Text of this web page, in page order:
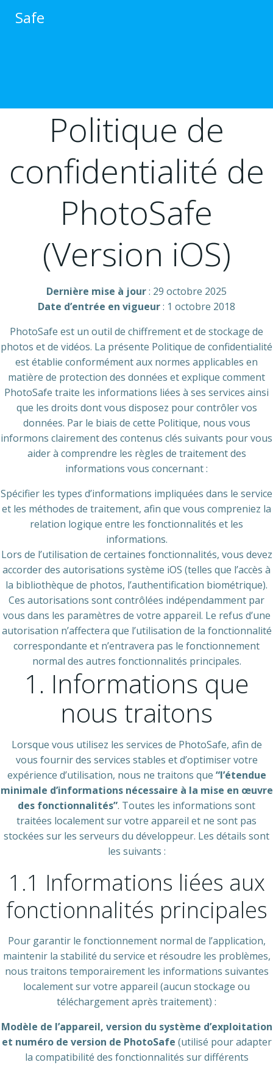
Safe
Politique de
confidentialité de
PhotoSafe
(Version iOS)
Dernière mise à jour: 29 octobre 2025
Date d’entrée en vigueur: 1 octobre 2018
PhotoSafe est un outil de chiffrement et de stockage de
photos et de vidéos. La présente Politique de confidentialité
est établie conformément aux normes applicables en
matière de protection des données et explique comment
PhotoSafe traite les informations liées à ses services ainsi
que les droits dont vous disposez pour contrôler vos
données. Par le biais de cette Politique, nous vous
informons clairement des contenus clés suivants pour vous
aider à comprendre les règles de traitement des
informations vous concernant :
Spécifier les types d’informations impliquées dans le service
et les méthodes de traitement, afin que vous compreniez la
relation logique entre les fonctionnalités et les
informations.
Lors de l’utilisation de certaines fonctionnalités, vous devez
accorder des autorisations système iOS (telles que l’accès à
la bibliothèque de photos, l’authentification biométrique).
Ces autorisations sont contrôlées indépendamment par
vous dans les paramètres de votre appareil. Le refus d’une
autorisation n’affectera que l’utilisation de la fonctionnalité
correspondante et n’entravera pas le fonctionnement
normal des autres fonctionnalités principales.
1. Informations que
nous traitons
Lorsque vous utilisez les services de PhotoSafe, afin de
vous fournir des services stables et d’optimiser votre
expérience d’utilisation, nous ne traitons que “l’étendue
minimale d’informations nécessaire à la mise en œuvre
des fonctionnalités”. Toutes les informations sont
traitées localement sur votre appareil et ne sont pas
stockées sur les serveurs du développeur. Les détails sont
les suivants :
1.1 Informations liées aux
fonctionnalités principales
Pour garantir le fonctionnement normal de l’application,
maintenir la stabilité du service et résoudre les problèmes,
nous traitons temporairement les informations suivantes
localement sur votre appareil (aucun stockage ou
téléchargement après traitement) :
Modèle de l’appareil, version du système d’exploitation
et numéro de version de PhotoSafe (utilisé pour adapter
la compatibilité des fonctionnalités sur différents